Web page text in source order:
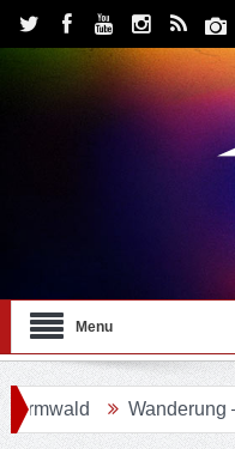
Menu
Wanderung –